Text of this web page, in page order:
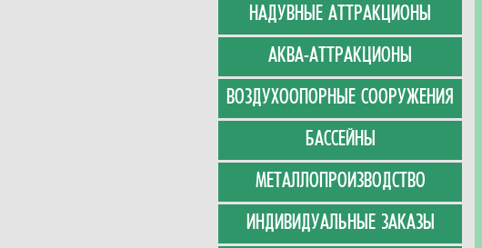
НАДУВНЫЕ АТТРАКЦИОНЫ
АКВА-АТТРАКЦИОНЫ
ВОЗДУХООПОРНЫЕ СООРУЖЕНИЯ
БАССЕЙНЫ
МЕТАЛЛОПРОИЗВОДСТВО
ИНДИВИДУАЛЬНЫЕ ЗАКАЗЫ